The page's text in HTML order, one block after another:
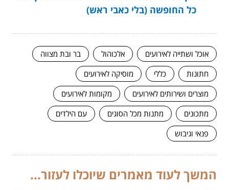
כל החופשה (בלי כאבי ראש)
אוכל ושתייה לאירועים אלכוהול
בר ובת מצווה
חתונות
כללי
מוסיקה לאירועים
מוצרים ושירותים לאירועים
מקומות לאירועים
מתכונים
מתנות מכל הסוגים
עם הילדים
פנאי וגיבוש
המשך לעוד מאמרים שיוכלו לעזור...